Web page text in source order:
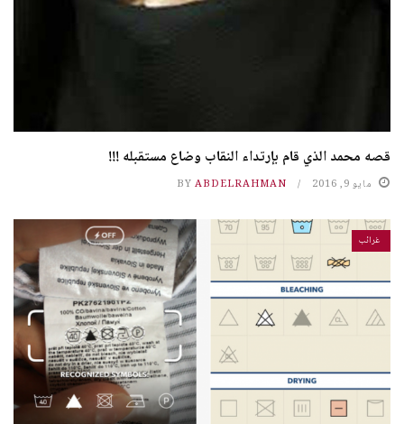
قصه محمد الذي قام بإرتداء النقاب وضاع مستقبله !!!
مايو 9, 2016 BY ABDELRAHMAN
غرائب